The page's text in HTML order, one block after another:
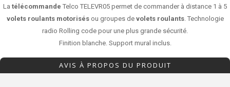
La télécommande Telco TELEVR05 permet de commander à distance 1 à 5
volets roulants motorisésou groupes de volets roulants. Technologie
radio Rolling code pour une plus grande sécurité.
Finition blanche. Support mural inclus.
AVIS À PROPOS DU PRODUIT